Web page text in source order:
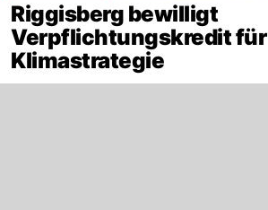
Riggisberg bewilligt
Verpflichtungskredit für
Klimastrategie